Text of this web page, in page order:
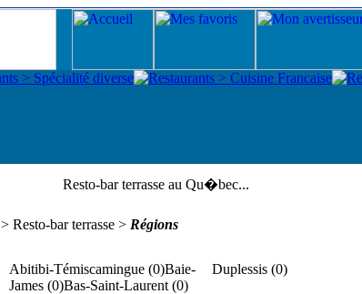
Resto-bar terrasse au Qu�bec...
> Resto-bar terrasse > Régions
Abitibi-Témiscamingue (0)Baie-
James (0)Bas-Saint-Laurent (0)
Duplessis (0)